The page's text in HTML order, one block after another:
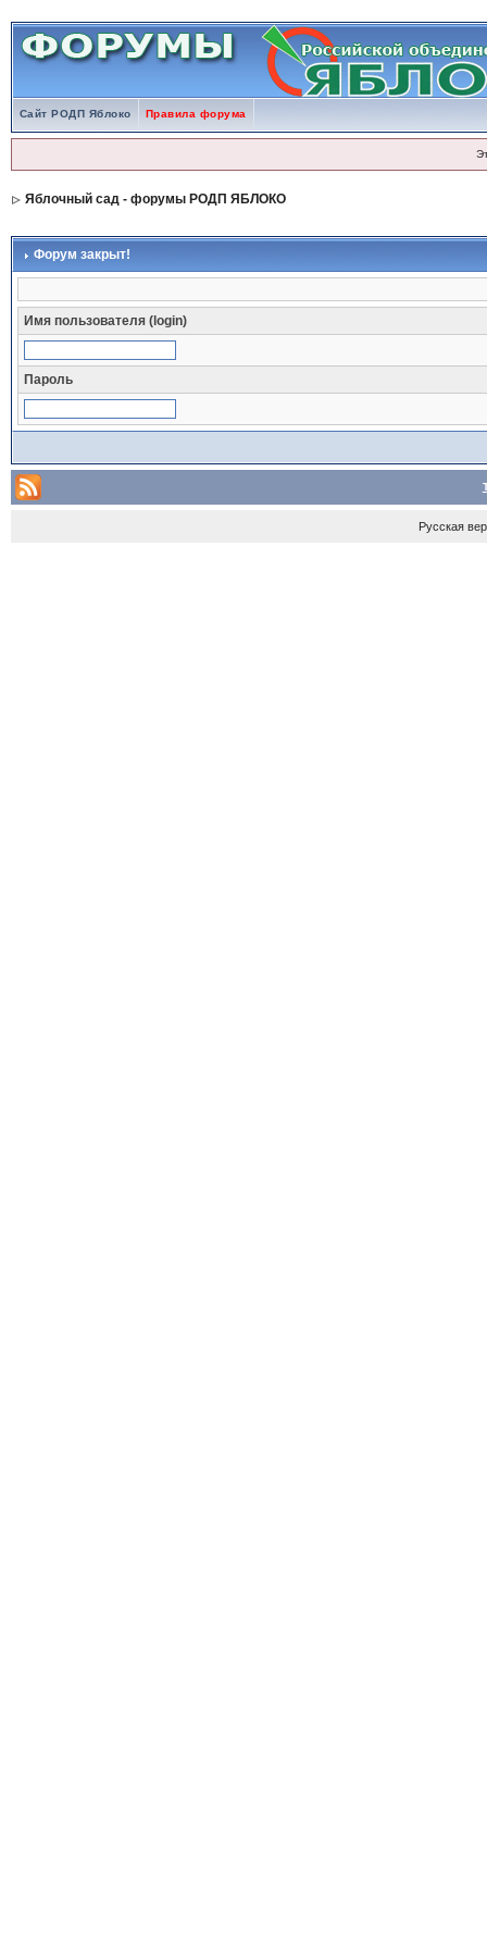
Сайт РОДП Яблоко Правила форума
Яблочный сад - форумы РОДП ЯБЛОКО
Форум закрыт!
Имя пользователя (login)
Пароль
Русская